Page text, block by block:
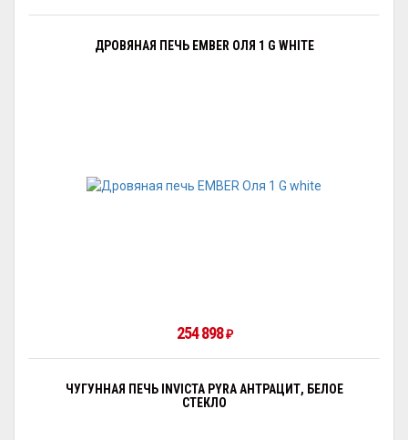
ДРОВЯНАЯ ПЕЧЬ EMBER ОЛЯ 1 G WHITE
254 898₽
ЧУГУННАЯ ПЕЧЬ INVICTA PYRA АНТРАЦИТ, БЕЛОЕ
СТЕКЛО